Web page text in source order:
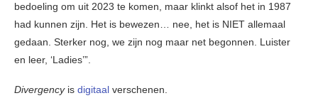
bedoeling om uit 2023 te komen, maar klinkt alsof het in 1987
had kunnen zijn. Het is bewezen… nee, het is NIET allemaal
gedaan. Sterker nog, we zijn nog maar net begonnen. Luister
en leer, ‘Ladies’”.
Divergency is digitaal verschenen.